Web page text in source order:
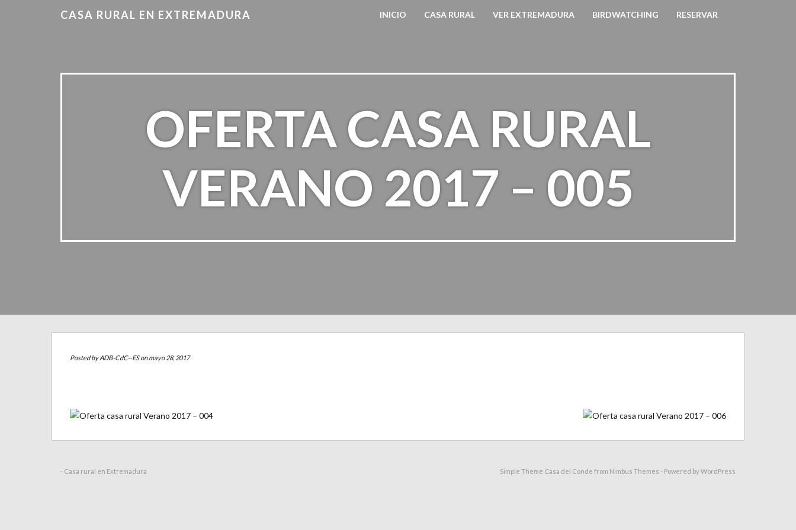
CASA RURAL EN EXTREMADURA INICIO CASA RURAL VER EXTREMADURA BIRDWATCHING RESERVAR
OFERTA CASA RURAL
VERANO 2017 – 005
Posted byADB-CdC--ESon mayo 28, 2017
- Casa rural en Extremadura Simple Theme Casa del Conde from Nimbus Themes - Powered byWordPress